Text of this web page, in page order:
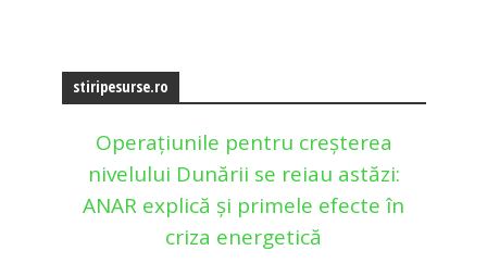
stiripesurse.ro
Operațiunile pentru creșterea
nivelului Dunării se reiau astăzi:
ANAR explică și primele efecte în
criza energetică